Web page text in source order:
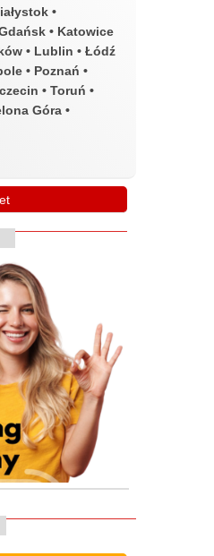
•
• Katowice
• Lublin • Łódź
• Poznań •
• Toruń •
Góra •